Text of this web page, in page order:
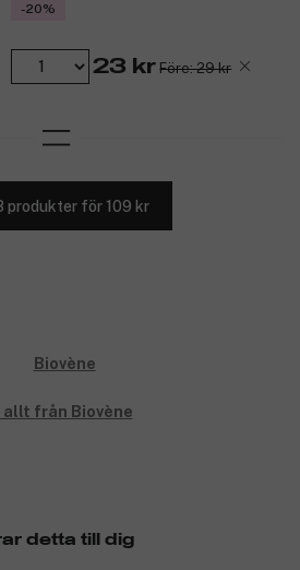
-20%
23 kr Före: 29 kr
produkter för 109 kr
allt från Biovène
detta till dig